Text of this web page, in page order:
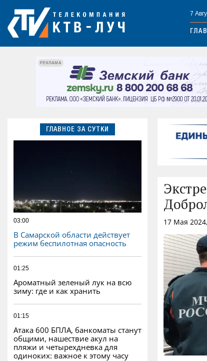
7
РЕКЛАМА
ГЛАВНОЕ ЗА СУТКИ
03:00
В Самарской области действует
режим беспилотная опасность
01:25
Ароматный зеленый лук на всю
зиму: где и как хранить
01:15
Атака 600 БПЛА, банкоматы станут
общими, нашествие акул на
пляжи и четырехдневка для
одиноких: важное к этому часу
17 Мая